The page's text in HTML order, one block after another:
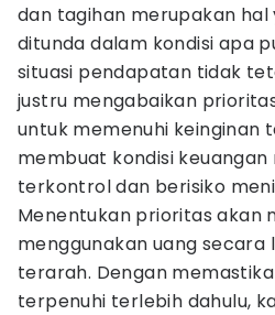
dan tagihan merupakan hal
ditunda dalam kondisi apa
situasi pendapatan tidak
justru mengabaikan
untuk memenuhi keinginan
membuat kondisi
terkontrol dan berisiko
Menentukan prioritas akan
menggunakan uang secara
terarah. Dengan
terpenuhi terlebih dahulu,